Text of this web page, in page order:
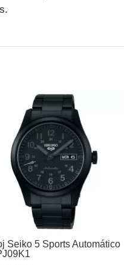
Seiko 5 Sports Automático